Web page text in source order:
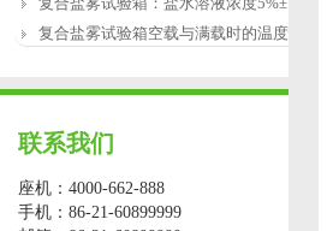
复合盐雾试验箱空载与满载时的温度恢复
联系我们
座机：4000-662-888
手机：86-21-60899999